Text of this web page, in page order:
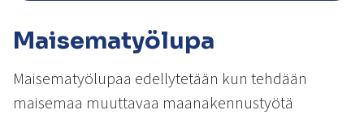
Siirry
valittuun
hakutulokseen
painamalla
enteriä.
Kulttuuri ja vapaa-aika
Kunta ja päätöksenteko
Maisematyölupa
Maisematyölupaa edellytetään kun tehdään
maisemaa muuttavaa maanakennustyötä